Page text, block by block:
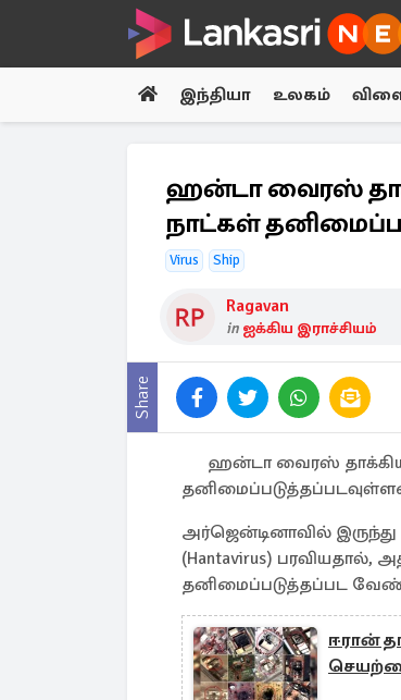
இந்தியா உலகம்
ஹன்டா வைரஸ்
நாட்கள்
Virus Ship
Ragavan
in ஐக்கிய இராச்சியம்
Share
ஹன்டா வைரஸ் தாக்கிய
அர்ஜென்டினாவில்
(Hantavirus) பரவியதால்,
தனிமைப்படுத்தப்பட
ஈரான்